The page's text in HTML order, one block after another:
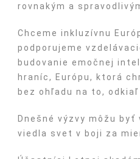
rovnakým a
Chceme inkluzívnu
podporujeme
budovanie emočnej
hraníc, Európu, ktorá
bez ohľadu na to,
Dnešné výzvy môžu byť
viedla svet v boji za